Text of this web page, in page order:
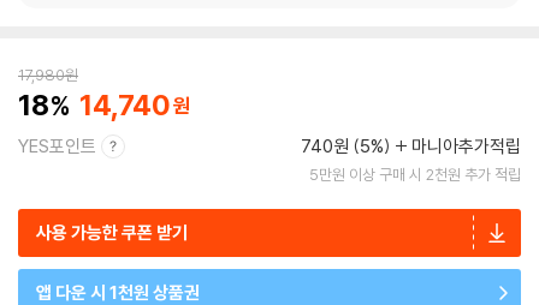
17,980원
18 14,740
YES포인트 740원 (5%) 마니아추가적립
5만원 이상 구매 시 2천원 추가 적립
사용 가능한 쿠폰 받기
앱 다운 시 1천원 상품권